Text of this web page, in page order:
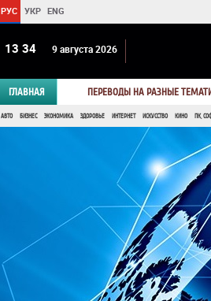
РУС УКР ENG
13:34 9 августа 2026
ГЛАВНАЯ ПЕРЕВОДЫ НА РАЗНЫЕ
АВТО БИЗНЕС ЭКОНОМИКА ЗДОРОВЬЕ ИНТЕРНЕТ ИСКУССТВО КИНО ПК,